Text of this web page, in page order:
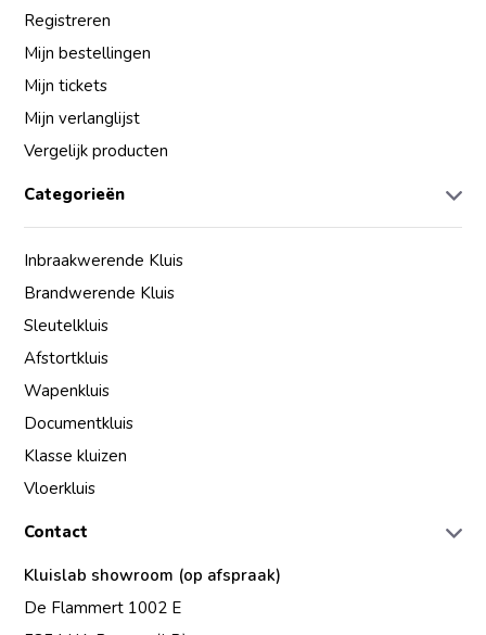
Registreren
Mijn bestellingen
Mijn tickets
Mijn verlanglijst
Vergelijk producten
Categorieën
Inbraakwerende Kluis
Brandwerende Kluis
Sleutelkluis
Afstortkluis
Wapenkluis
Documentkluis
Klasse kluizen
Vloerkluis
Contact
Kluislab showroom (op afspraak)
De Flammert 1002 E